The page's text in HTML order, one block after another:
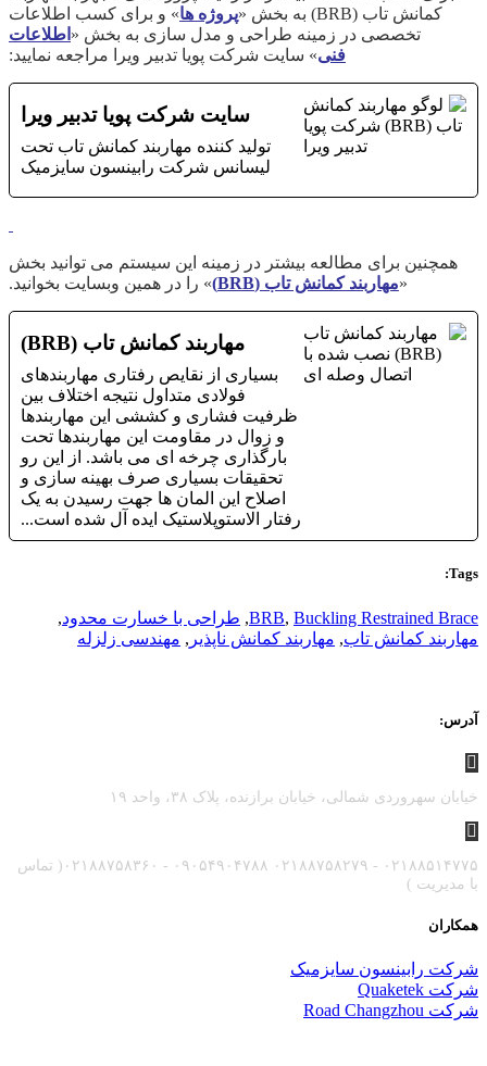
کمانش تاب (BRB) به بخش «
پروژه ها» و برای کسب اطلاعات
تخصصی در زمینه طراحی و مدل سازی به بخش « اطلاعات
فنی» سایت شرکت پویا تدبیر ویرا مراجعه نمایید:
سایت شرکت پویا تدبیر ویرا
تولید کننده مهاربند کمانش تاب تحت
لیسانس شرکت رابینسون سایزمیک
همچنین برای مطالعه بیشتر در زمینه این سیستم می توانید بخش
«مهاربند کمانش تاب (BRB) » را در همین وبسایت بخوانید.
مهاربند کمانش تاب (BRB)
بسیاری از نقایص رفتاری مهاربندهای
فولادی متداول نتیجه اختلاف بین
ظرفیت فشاری و کششی این مهاربندها
و زوال در مقاومت این مهاربندها تحت
بارگذاری چرخه ­ای می باشد. از این رو
تحقیقات بسیاری صرف بهینه ­سازی و
اصلاح این المان ها جهت رسیدن به یک
رفتار الاستوپلاستیک ایده ­آل شده است...
Tags:
BRB, Buckling Restrained Brace
, طراحی با خسارت محدود,
مهاربند کمانش تاب, مهاربند کمانش ناپذیر , مهندسی زلزله
آدرس:
خیابان سهروردی شمالی، خیابان برازنده، پلاک ۳۸، واحد ۱۹
۰۲۱۸۸۵۱۴۷۷۵ - ۰۲۱۸۸۷۵۸۲۷۹ ۰۹۰۵۴۹۰۴۷۸۸ - ۰۲۱۸۸۷۵۸۳۶۰( تماس
با مدیریت )
همکاران
شرکت رابینسون سایزمیک
شرکت Quaketek
شرکت Road Changzhou